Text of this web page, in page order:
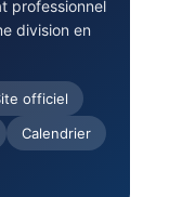
professionnel
division en
officiel
Calendrier